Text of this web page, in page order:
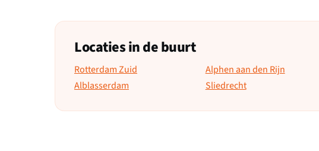
Locaties in de buurt
Rotterdam Zuid
Alblasserdam
Alphen aan den Rijn
Sliedrecht